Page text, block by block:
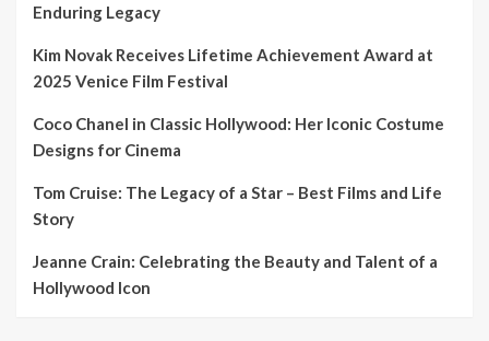
Enduring Legacy
Kim Novak Receives Lifetime Achievement Award at
2025 Venice Film Festival
Coco Chanel in Classic Hollywood: Her Iconic Costume
Designs for Cinema
Tom Cruise: The Legacy of a Star – Best Films and Life
Story
Jeanne Crain: Celebrating the Beauty and Talent of a
Hollywood Icon